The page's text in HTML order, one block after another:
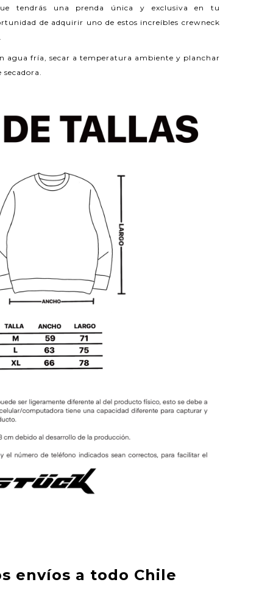
tendrás una prenda única y exclusiva en tu
de adquirir uno de estos increíbles crewneck
agua fría, secar a temperatura ambiente y planchar
envíos a todo Chile